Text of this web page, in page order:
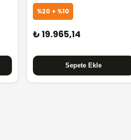
%20 + %10
₺ 19.965,14